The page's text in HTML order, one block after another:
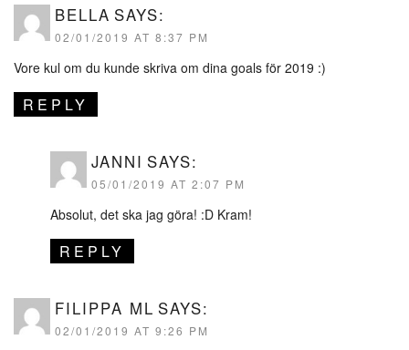
BELLA SAYS:
02/01/2019 AT 8:37 PM
Vore kul om du kunde skriva om dina goals för 2019 :)
REPLY
JANNI SAYS:
05/01/2019 AT 2:07 PM
Absolut, det ska jag göra! :D Kram!
REPLY
FILIPPA ML SAYS:
02/01/2019 AT 9:26 PM